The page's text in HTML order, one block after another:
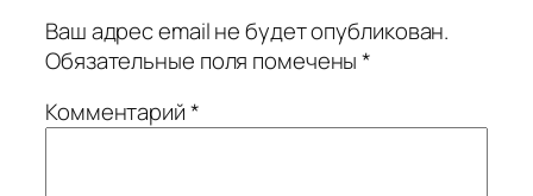
Ваш адрес email не будет опубликован.
Обязательные поля помечены*
Комментарий*